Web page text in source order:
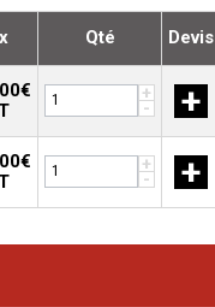
Qté Devis
+
- +
+
- +